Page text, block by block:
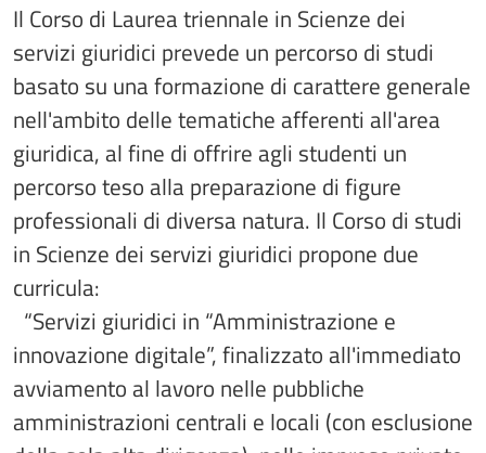
Il Corso di Laurea triennale in Scienze dei
servizi giuridici prevede un percorso di studi
basato su una formazione di carattere generale
nell'ambito delle tematiche afferenti all'area
giuridica, al fine di offrire agli studenti un
percorso teso alla preparazione di figure
professionali di diversa natura. Il Corso di studi
in Scienze dei servizi giuridici propone due
curricula:
“Servizi giuridici in “Amministrazione e
innovazione digitale”, finalizzato all'immediato
avviamento al lavoro nelle pubbliche
amministrazioni centrali e locali (con esclusione